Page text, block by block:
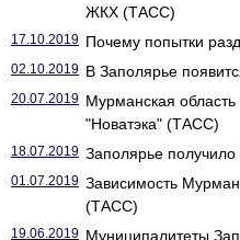
ЖКХ (ТАСС)
17.10.2019 Почему попытки
02.10.2019 В Заполярье
20.07.2019 Мурманская область
"Новатэка" (ТАСС)
18.07.2019 Заполярье
01.07.2019 Зависимость
(ТАСС)
19.06.2019 Муниципалитеты